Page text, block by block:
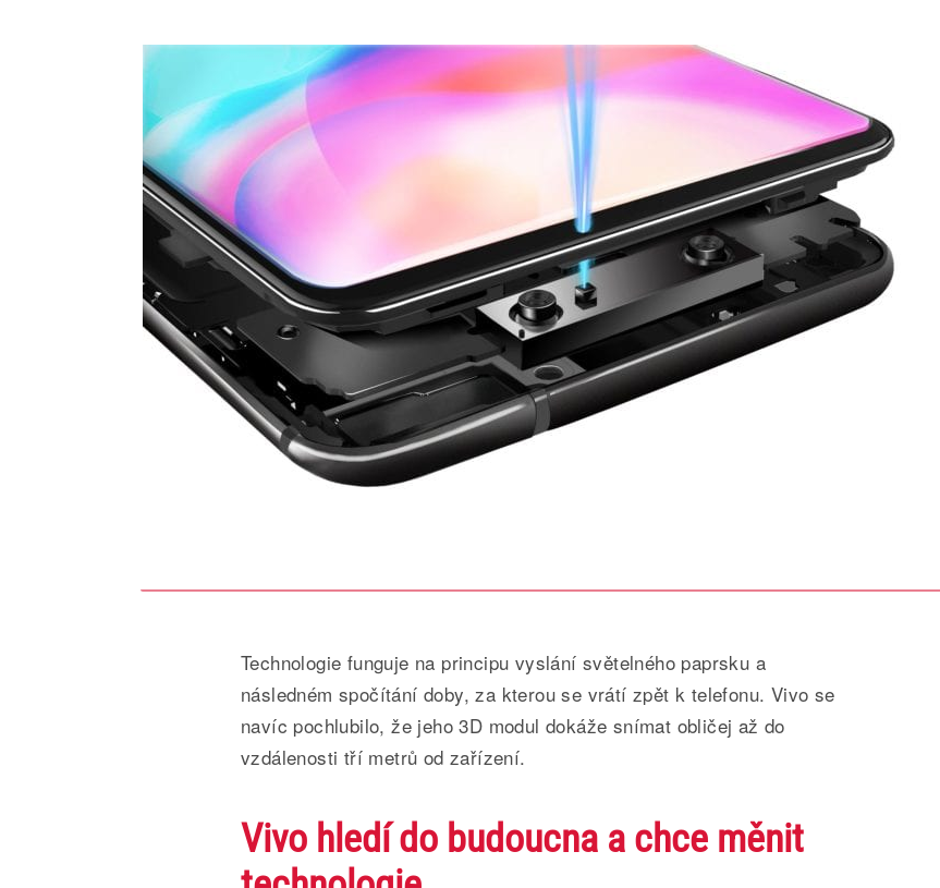
Technologie funguje na principu vyslání světelného paprsku a
následném spočítání doby, za kterou se vrátí zpět k telefonu. Vivo se
navíc pochlubilo, že jeho 3D modul dokáže snímat obličej až do
vzdálenosti tří metrů od zařízení.
Vivo hledí do budoucna a chce měnit